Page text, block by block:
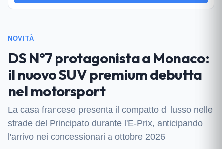
NOVITÀ
DS N°7 protagonista a Monaco:
il nuovo SUV premium debutta
nel motorsport
La casa francese presenta il compatto di lusso nelle
strade del Principato durante l'E-Prix, anticipando
l'arrivo nei concessionari a ottobre 2026